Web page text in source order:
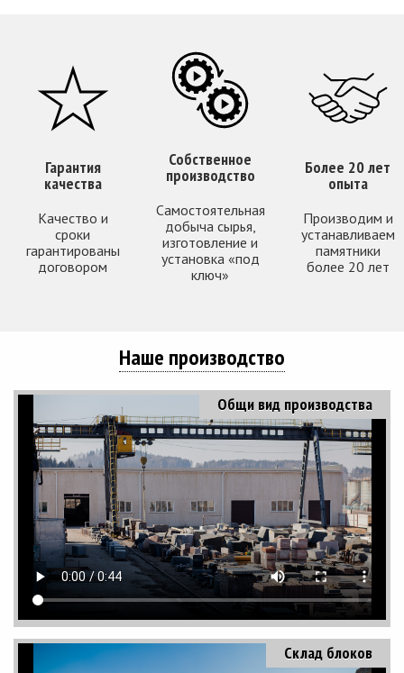
Гарантия
качества
Качество и
сроки
гарантированы
договором
Собственное
производство
Самостоятельная
добыча сырья,
изготовление и
установка «под
ключ»
Более 20 лет
опыта
Производим и
устанавливаем
памятники
более 20 лет
Наше производство
Общи вид производства
Склад блоков